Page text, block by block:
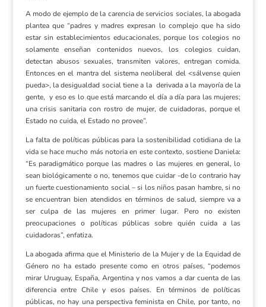
A modo de ejemplo de la carencia de servicios sociales, la abogada
plantea que “padres y madres expresan lo complejo que ha sido
estar sin establecimientos educacionales, porque los colegios no
solamente enseñan contenidos nuevos, los colegios cuidan,
detectan abusos sexuales, transmiten valores, entregan comida.
Entonces en el mantra del sistema neoliberal del <sálvense quien
pueda>, la desigualdad social tiene a la derivada a la mayoría de la
gente, y eso es lo que está marcando el día a día para las mujeres;
una crisis sanitaria con rostro de mujer, de cuidadoras, porque el
Estado no cuida, el Estado no provee”.
La falta de políticas públicas para la sostenibilidad cotidiana de la
vida se hace mucho más notoria en este contexto, sostiene Daniela:
“Es paradigmático porque las madres o las mujeres en general, lo
sean biológicamente o no, tenemos que cuidar -de lo contrario hay
un fuerte cuestionamiento social – si los niños pasan hambre, si no
se encuentran bien atendidos en términos de salud, siempre va a
ser culpa de las mujeres en primer lugar. Pero no existen
preocupaciones o políticas públicas sobre quién cuida a las
cuidadoras”, enfatiza.
La abogada afirma que el Ministerio de la Mujer y de la Equidad de
Género no ha estado presente como en otros países, “podemos
mirar Uruguay, España, Argentina y nos vamos a dar cuenta de las
diferencia entre Chile y esos países. En términos de políticas
públicas, no hay una perspectiva feminista en Chile, por tanto, no